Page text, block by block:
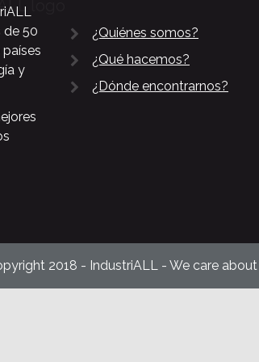
de 50
y
¿Quiénes somos?
¿Qué hacemos?
¿Dónde encontrarnos?
2018 - IndustriALL - We care